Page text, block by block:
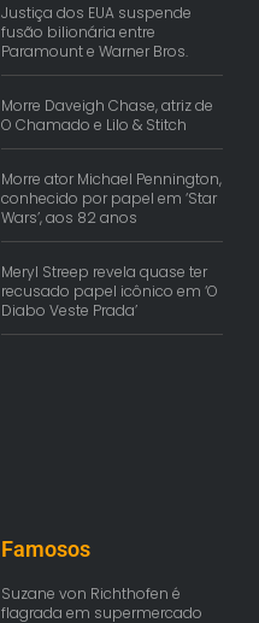
Justiça dos EUA suspende
fusão bilionária entre
Paramount e Warner Bros.
Morre Daveigh Chase, atriz de
O Chamado e Lilo & Stitch
Morre ator Michael Pennington,
conhecido por papel em ‘Star
Wars’, aos 82 anos
Meryl Streep revela quase ter
recusado papel icônico em ‘O
Diabo Veste Prada’
Famosos
Suzane von Richthofen é
flagrada em supermercado